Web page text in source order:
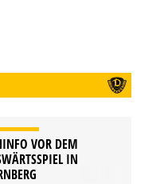
VOR DEM
IN